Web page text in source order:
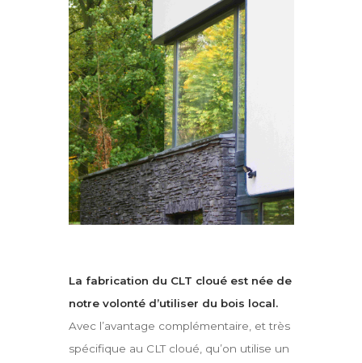
La fabrication du CLT cloué est née de
notre volonté d’utiliser du bois local.
Avec l’avantage complémentaire, et très
spécifique au CLT cloué, qu’on utilise un